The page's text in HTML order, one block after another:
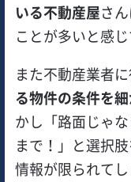
いる不動産屋さ
ことが多いと感じ
また不動産業者に
る物件の条件を
かし「路面じゃ
まで！」と選択
情報が限られて